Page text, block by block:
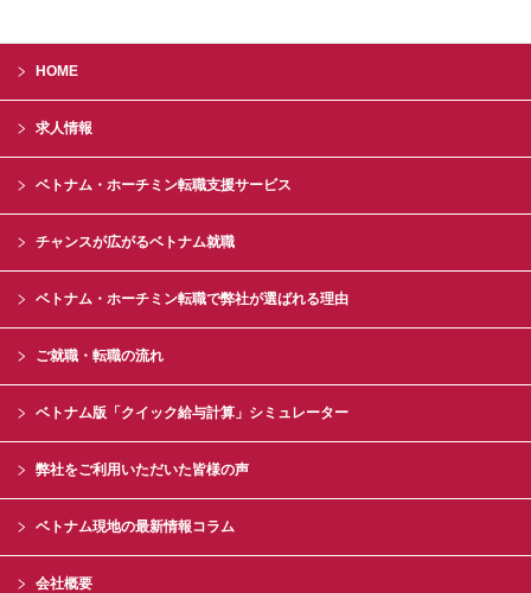
HOME
求人情報
ベトナム・ホーチミン転職支援サービス
チャンスが広がるベトナム就職
ベトナム・ホーチミン転職で弊社が選ばれる理由
ご就職・転職の流れ
ベトナム版「クイック給与計算」シミュレーター
弊社をご利用いただいた皆様の声
ベトナム現地の最新情報コラム
会社概要